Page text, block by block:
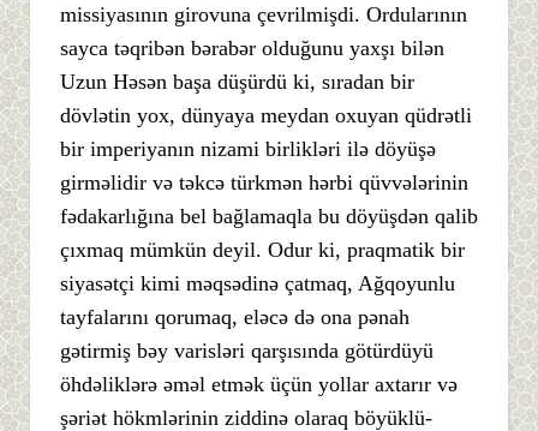
missiyasının girovuna çevrilmişdi. Ordularının
sayca təqribən bərabər olduğunu yaxşı bilən
Uzun Həsən başa düşürdü ki, sıradan bir
dövlətin yox, dünyaya meydan oxuyan qüdrətli
bir imperiyanın nizami birlikləri ilə döyüşə
girməlidir və təkcə türkmən hərbi qüvvələrinin
fədakarlığına bel bağlamaqla bu döyüşdən qalib
çıxmaq mümkün deyil. Odur ki, praqmatik bir
siyasətçi kimi məqsədinə çatmaq, Ağqoyunlu
tayfalarını qorumaq, eləcə də ona pənah
gətirmiş bəy varisləri qarşısında götürdüyü
öhdəliklərə əməl etmək üçün yollar axtarır və
şəriət hökmlərinin ziddinə olaraq böyüklü-